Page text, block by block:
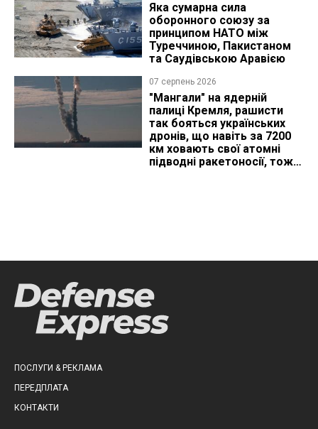
Яка сумарна сила
оборонного союзу за
принципом НАТО між
Туреччиною, Пакистаном
та Саудівською Аравією
07 серпень 2026
"Мангали" на ядерній
палиці Кремля, рашисти
так бояться українських
дронів, що навіть за 7200
км ховають свої атомні
підводні ракетоносії, тож
ПОСЛУГИ & РЕКЛАМА
ПЕРЕДПЛАТА
КОНТАКТИ